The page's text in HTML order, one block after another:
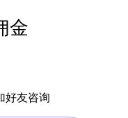
金
好友咨询